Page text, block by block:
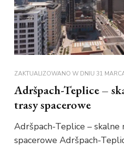
ZAKTUALIZOWANO W DNIU 31
Adršpach-Teplice –
trasy spacerowe
Adršpach-Teplice – skalne
spacerowe Adršpach-